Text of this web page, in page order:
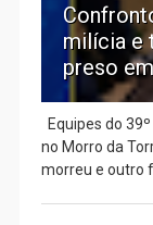
milícia e
preso
Equipes do
no Morro da
morreu e outro